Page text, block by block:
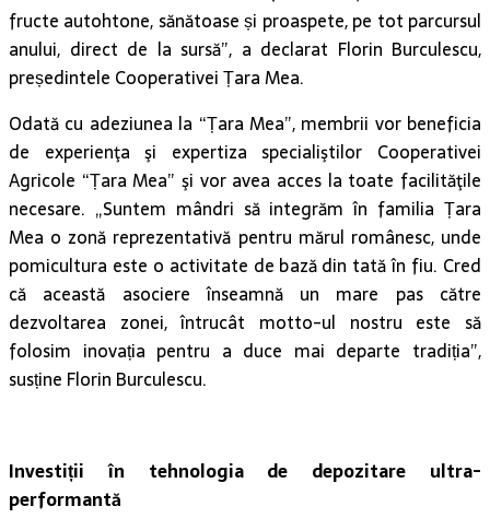
fructe autohtone, sănătoase și proaspete, pe tot parcursul
anului, direct de la sursă”, a declarat Florin Burculescu,
președintele Cooperativei Țara Mea.
Odată cu adeziunea la “Țara Mea”, membrii vor beneficia
de experienţa şi expertiza specialiştilor Cooperativei
Agricole “Țara Mea” şi vor avea acces la toate facilităţile
necesare. „Suntem mândri să integrăm în familia Țara
Mea o zonă reprezentativă pentru mărul românesc, unde
pomicultura este o activitate de bază din tată în fiu. Cred
că această asociere înseamnă un mare pas către
dezvoltarea zonei, întrucât motto-ul nostru este să
folosim inovația pentru a duce mai departe tradiția”,
susține Florin Burculescu.
Investiții în tehnologia de depozitare ultra-
performantă